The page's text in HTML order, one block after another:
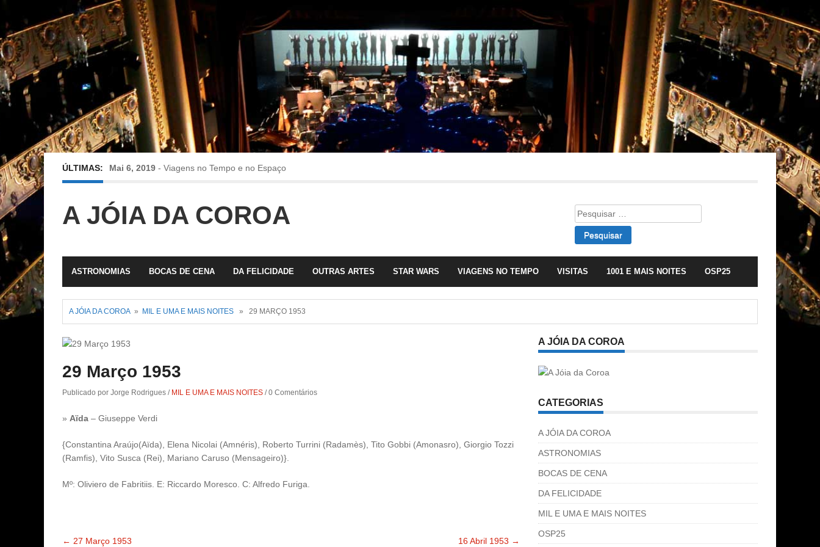
ÚLTIMAS: Mai 6, 2019 - Viagens no Tempo e no Espaço
Fev 22, 2019-Jorge Rodrigues conversa com Olga Roriz
A JÓIA DA COROA
Pesquisar
por:
ASTRONOMIAS BOCAS DE CENA DA FELICIDADE OUTRAS ARTES STAR WARS VIAGENS NO TEMPO VISITAS 1001 E MAIS NOITES OSP25
A JÓIA DA COROA » MIL E UMA E MAIS NOITES » 29 MARÇO 1953
29 Março 1953
Publicado por Jorge Rodrigues / MIL E UMA E MAIS NOITES /0 Comentários
» Aïda – Giuseppe Verdi
{Constantina Araújo(Aïda), Elena Nicolai (Amnéris), Roberto Turrini (Radamès), Tito Gobbi (Amonasro), Giorgio Tozzi
(Ramfis), Vito Susca (Rei), Mariano Caruso (Mensageiro)}.
Mº: Oliviero de Fabritiis. E: Riccardo Moresco. C: Alfredo Furiga.
← 27 Março 1953 16 Abril 1953 →
A JÓIA DA COROA
CATEGORIAS
A JÓIA DA COROA
ASTRONOMIAS
BOCAS DE CENA
DA FELICIDADE
MIL E UMA E MAIS NOITES
OSP25